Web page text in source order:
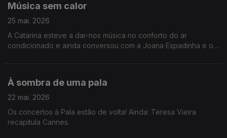
Música sem calor
25 mai. 2026
A Catarina esteve a dar-nos música no conforto do ar
condicionado e ainda conversou com a Joana Espadinha e o
À sombra de uma pala
22 mai. 2026
Os concertos à Pala estão de volta! Ainda: Teresa Vieira
recapitula Cannes.